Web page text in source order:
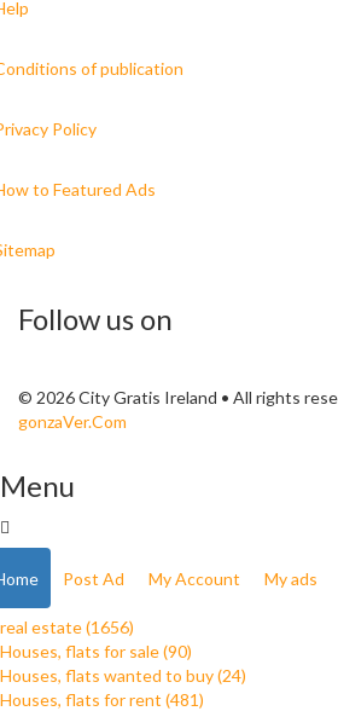
of publication
Policy
to Featured Ads
Follow us on
© 2026 City Gratis Ireland • All rights
gonzaVer.Com
Menu
Post Ad My Account My ads
real estate (1656)
Houses, flats for sale (90)
Houses, flats wanted to buy (24)
Houses, flats for rent (481)